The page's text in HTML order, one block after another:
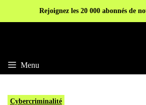
Rejoignez les 20 000 abonnés de
Menu
Cybercriminalité